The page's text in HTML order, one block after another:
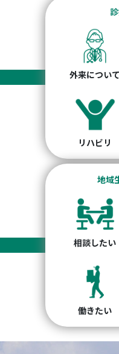
外来について
リハビリ
地域
相談したい
働きたい